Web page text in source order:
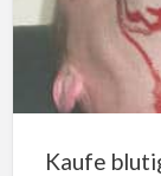
Kaufe